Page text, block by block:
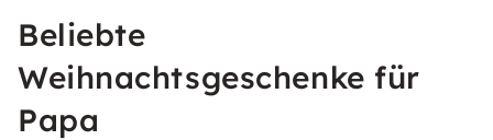
Beliebte
Weihnachtsgeschenke für
Papa